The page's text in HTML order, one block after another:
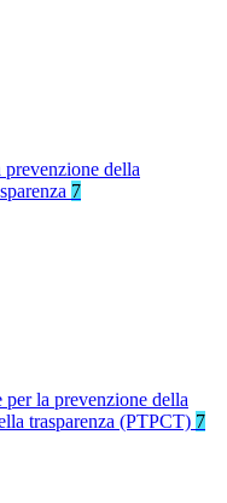
della
7
per la prevenzione della
trasparenza (PTPCT) 7